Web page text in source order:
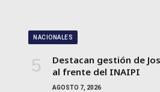
NACIONALES
Destacan gestión de
al frente del INAIPI
AGOSTO 7, 2026